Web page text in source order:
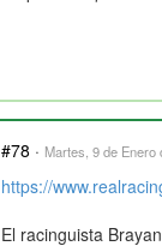
#78 · Martes, 9 de Enero
https://
El racinguista